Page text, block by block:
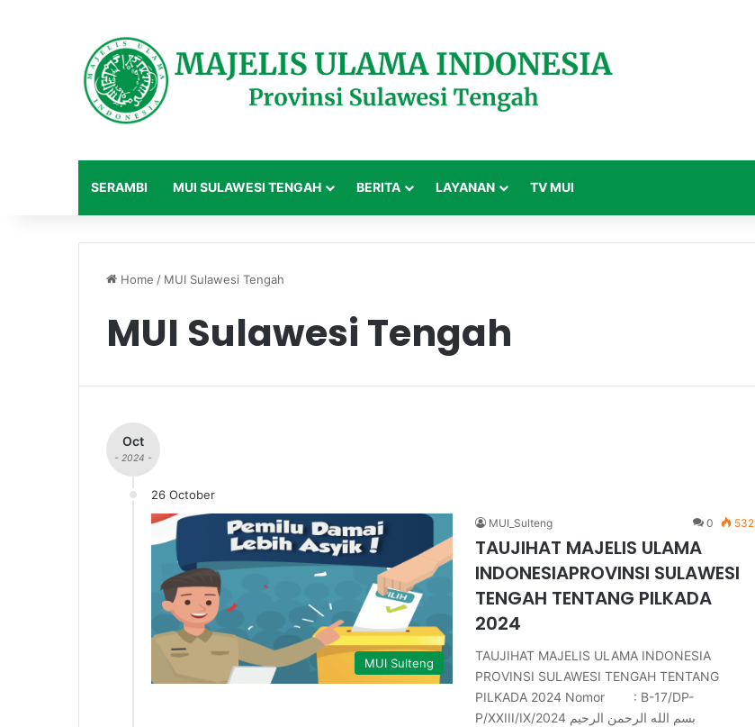
SERAMBI MUI SULAWESI TENGAH BERITA LAYANAN TV MUI
Home / MUI Sulawesi Tengah
MUI Sulawesi Tengah
Oct
- 2024 -
26 October
MUI Sulteng
MUI_Sulteng 0 532
TAUJIHAT MAJELIS ULAMA
INDONESIAPROVINSI SULAWESI
TENGAH TENTANG PILKADA
2024
TAUJIHAT MAJELIS ULAMA INDONESIA
PROVINSI SULAWESI TENGAH TENTANG
PILKADA 2024 Nomor : B-17/DP-
P/XXIII/IX/2024 بسم الله الرحمن الرحيم